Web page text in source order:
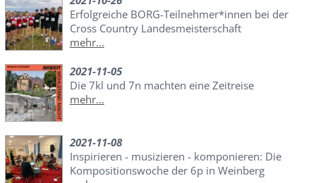
Erfolgreiche BORG-Teilnehmer*innen bei der
Cross Country Landesmeisterschaft
mehr...
2021-11-05
Die 7kl und 7n machten eine Zeitreise
mehr...
2021-11-08
Inspirieren - musizieren - komponieren: Die
Kompositionswoche der 6p in Weinberg